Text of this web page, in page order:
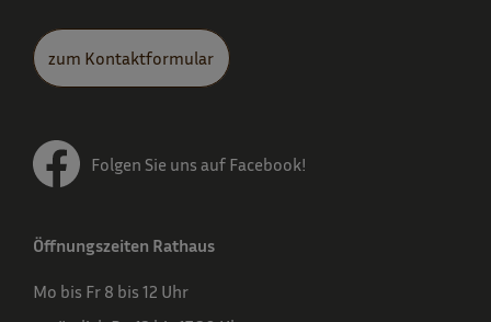
zum Kontaktformular
Folgen Sie uns auf Facebook!
Öffnungszeiten Rathaus
Mo bis Fr 8 bis 12 Uhr